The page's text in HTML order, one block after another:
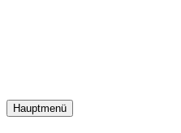
Hauptmenü